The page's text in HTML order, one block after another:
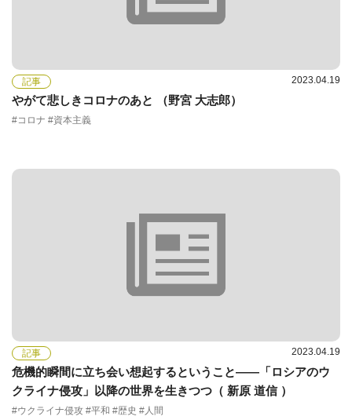
記事 2023.04.19
やがて悲しきコロナのあと （野宮 大志郎）
#コロナ #資本主義
記事 2023.04.19
危機的瞬間に立ち会い想起するということ――「ロシアのウ
クライナ侵攻」以降の世界を生きつつ（ 新原 道信 ）
#ウクライナ侵攻 #平和 #歴史 #人間